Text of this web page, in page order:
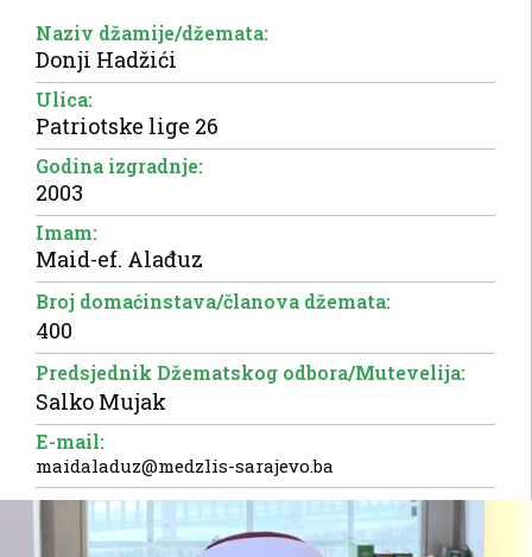
Naziv džamije/džemata:
Donji Hadžići
Ulica:
Patriotske lige 26
Godina izgradnje:
2003
Imam:
Maid-ef. Alađuz
Broj domaćinstava/članova džemata:
400
Predsjednik Džematskog odbora/Mutevelija:
Salko Mujak
E-mail:
maidaladuz@medzlis-sarajevo.ba